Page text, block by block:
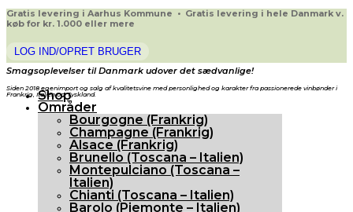
Gratis levering i Aarhus Kommune • Gratis levering i hele Danmark v.
køb for kr. 1.000 eller mere
LOG IND/OPRET BRUGER
Smagsoplevelser til Danmark udover det sædvanlige!
Siden 2018 egenimport og salg af kvalitetsvine med personlighed og karakter fra passionerede vinbønder i
Frankrig, Italien og Tyskland.
Shop
Områder
Bourgogne (Frankrig)
Champagne (Frankrig)
Alsace (Frankrig)
Brunello (Toscana – Italien)
Montepulciano (Toscana –
Italien)
Chianti (Toscana – Italien)
Barolo (Piemonte – Italien)